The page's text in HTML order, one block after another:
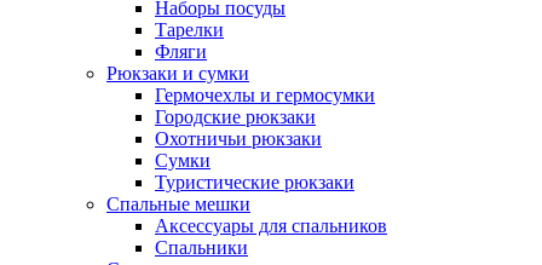
Наборы посуды
Тарелки
Фляги
Рюкзаки и сумки
Гермочехлы и гермосумки
Городские рюкзаки
Охотничьи рюкзаки
Сумки
Туристические рюкзаки
Спальные мешки
Аксессуары для спальников
Спальники